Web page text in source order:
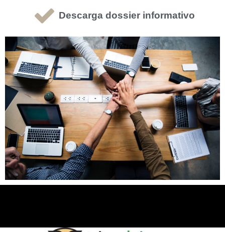
Descarga dossier informativo